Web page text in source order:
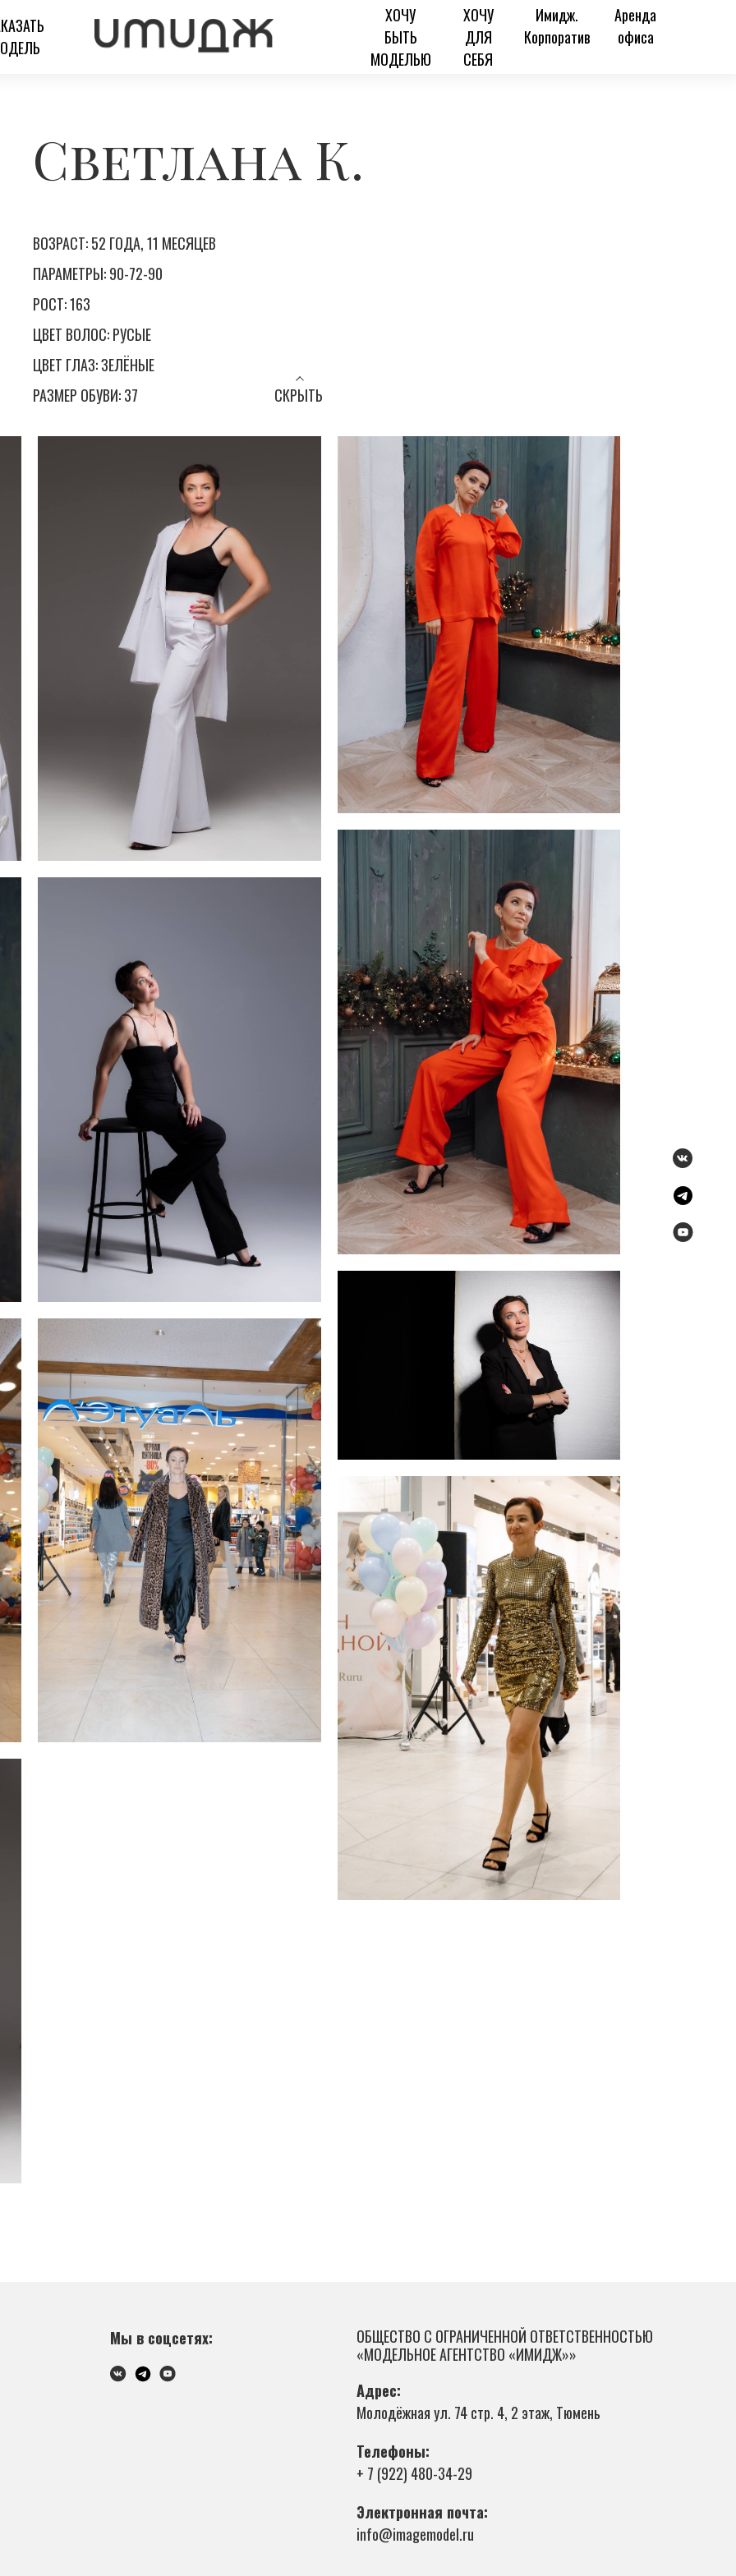
ХОЧУ
БЫТЬ
МОДЕЛЬЮ
ХОЧУ
ДЛЯ
СЕБЯ
Имидж.
Корпоратив
Аренда
офиса
Светлана К.
ВОЗРАСТ: 52 ГОДА, 11 МЕСЯЦЕВ
ПАРАМЕТРЫ: 90-72-90
РОСТ: 163
ЦВЕТ ВОЛОС: РУСЫЕ
ЦВЕТ ГЛАЗ: ЗЕЛЁНЫЕ
РАЗМЕР ОБУВИ: 37
СКРЫТЬ
Мы в соцсетях:
ОБЩЕСТВО С ОГРАНИЧЕННОЙ ОТВЕТСТВЕННОСТЬЮ
«МОДЕЛЬНОЕ АГЕНТСТВО «ИМИДЖ»»
Адрес:
Молодёжная ул. 74 стр. 4, 2 этаж, Тюмень
Телефоны:
+ 7 (922) 480-34-29
Электронная почта:
info@imagemodel.ru